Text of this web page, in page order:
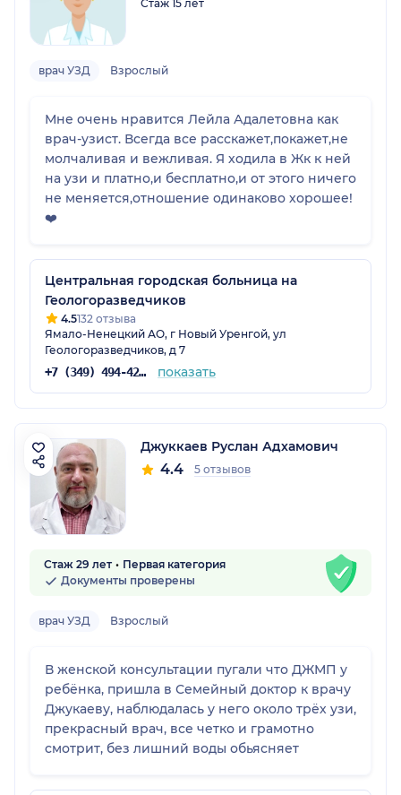
Стаж 15 лет
врач УЗД Взрослый
Мне очень нравится Лейла Адалетовна как
врач-узист. Всегда все расскажет,покажет,не
молчаливая и вежливая. Я ходила в Жк к ней
на узи и платно,и бесплатно,и от этого ничего
не меняется,отношение одинаково хорошее!
❤️
Центральная городская больница на
Геологоразведчиков
4.5132 отзыва
Ямало-Ненецкий АО, г Новый Уренгой, ул
Геологоразведчиков, д 7
+7 (349) 494-42-62 показать
Джуккаев Руслан Адхамович
4.4 5 отзывов
Стаж 29 лет
Первая категория
Документы проверены
врач УЗД Взрослый
В женской консультации пугали что ДЖМП у
ребёнка, пришла в Семейный доктор к врачу
Джукаеву, наблюдалась у него около трёх узи,
прекрасный врач, все четко и грамотно
смотрит, без лишний воды обьясняет